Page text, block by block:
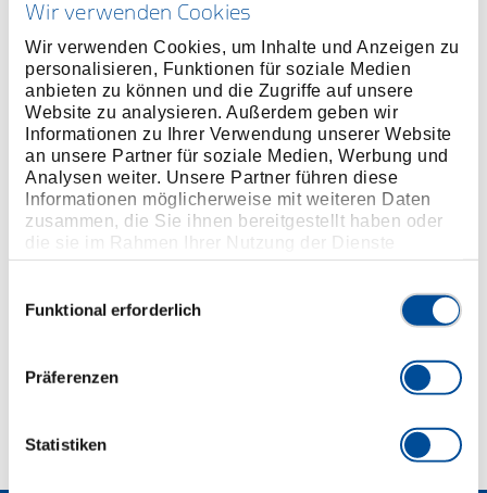
Wir verwenden Cookies
Wir verwenden Cookies, um Inhalte und Anzeigen zu
personalisieren, Funktionen für soziale Medien
anbieten zu können und die Zugriffe auf unsere
Website zu analysieren. Außerdem geben wir
Informationen zu Ihrer Verwendung unserer Website
an unsere Partner für soziale Medien, Werbung und
Analysen weiter. Unsere Partner führen diese
Informationen möglicherweise mit weiteren Daten
zusammen, die Sie ihnen bereitgestellt haben oder
die sie im Rahmen Ihrer Nutzung der Dienste
gesammelt haben. Unsere vollständige
Funktional erforderlich
Präferenzen
Statistiken
HÄNDLER FINDEN
Produktlinie EAN4046459173892
Produktbeschreibung
Im Lieferumfang von KL-0187-100 E enthalten.